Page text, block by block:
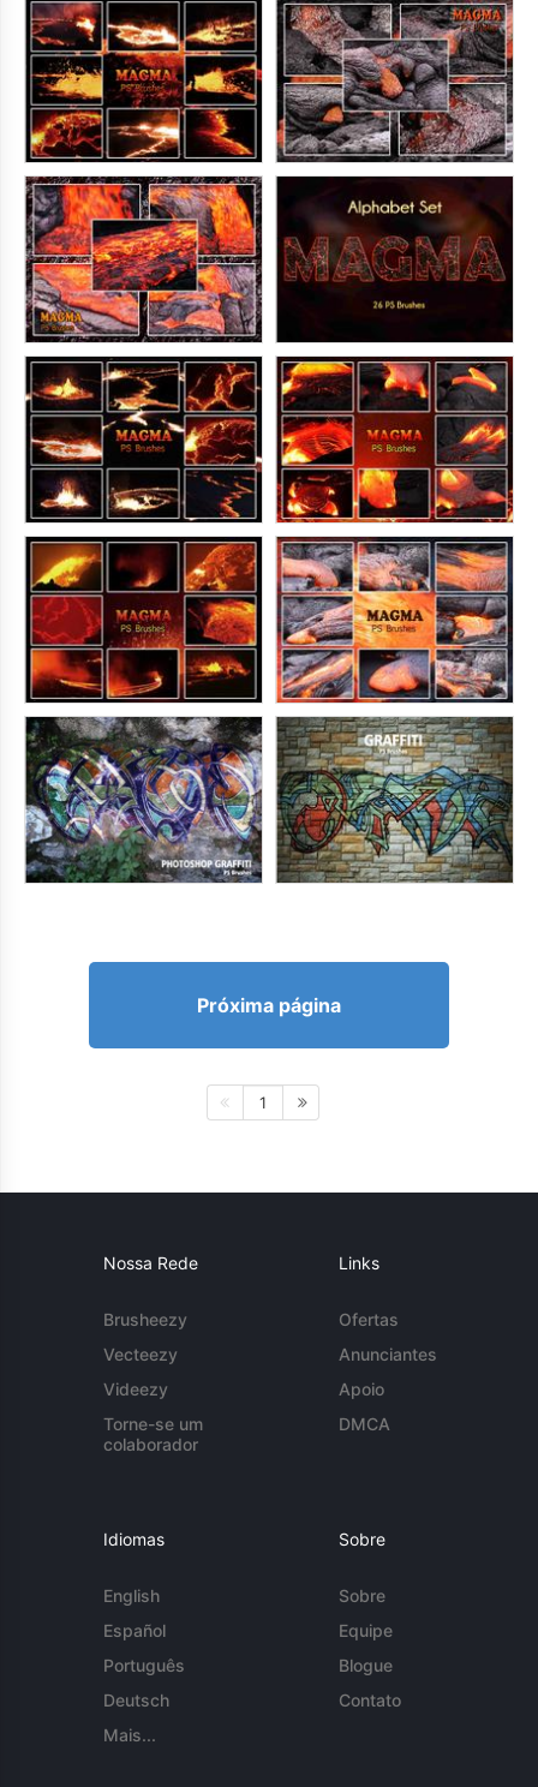
Próxima página
1
Nossa Rede
Brusheezy
Vecteezy
Videezy
Torne-se um
colaborador
Links
Ofertas
Anunciantes
Apoio
DMCA
Idiomas
English
Español
Português
Deutsch
Mais...
Sobre
Sobre
Equipe
Blogue
Contato